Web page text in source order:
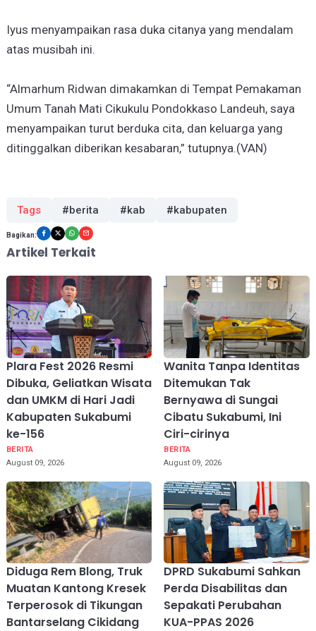
Iyus menyampaikan rasa duka citanya yang mendalam
atas musibah ini.
“Almarhum Ridwan dimakamkan di Tempat Pemakaman
Umum Tanah Mati Cikukulu Pondokkaso Landeuh, saya
menyampaikan turut berduka cita, dan keluarga yang
ditinggalkan diberikan kesabaran,” tutupnya.(VAN)
Tags #berita #kab #kabupaten
Bagikan:
Artikel Terkait
Plara Fest 2026 Resmi
Dibuka, Geliatkan Wisata
dan UMKM di Hari Jadi
Kabupaten Sukabumi
ke-156
BERITA
August 09, 2026
Wanita Tanpa Identitas
Ditemukan Tak
Bernyawa di Sungai
Cibatu Sukabumi, Ini
Ciri-cirinya
BERITA
August 09, 2026
Diduga Rem Blong, Truk
Muatan Kantong Kresek
Terperosok di Tikungan
Bantarselang Cikidang
DPRD Sukabumi Sahkan
Perda Disabilitas dan
Sepakati Perubahan
KUA-PPAS 2026